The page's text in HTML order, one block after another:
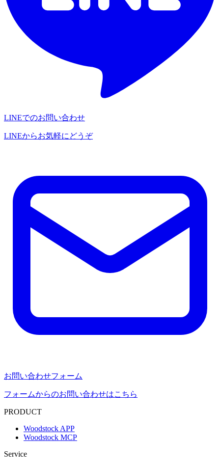
LINEでのお問い合わせ
LINEからお気軽にどうぞ
お問い合わせフォーム
フォームからのお問い合わせはこちら
PRODUCT
Woodstock APP
Woodstock MCP
Service